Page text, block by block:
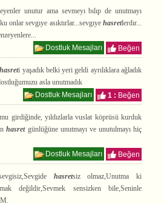
unutur ama sevmeyı bılıp de unutmayı
onlar sevgıye asıktırlar...sevgıye hasretlerdır...
Dostluk Mesajları
Beğen
hasreti yaşadık belki yeri geldi ayrılıklara ağladık
asla unutmadık
Dostluk Mesajları
1 : Beğen
girdiğinde, yıldızlarla vuslat köprüsü kurduk
hasretgünlüğüne unutmayı ve unutulmayı hiç
Dostluk Mesajları
Beğen
hasretsiz olmaz,Unutma ki
değildir,Sevmek sensizken bile,Seninle